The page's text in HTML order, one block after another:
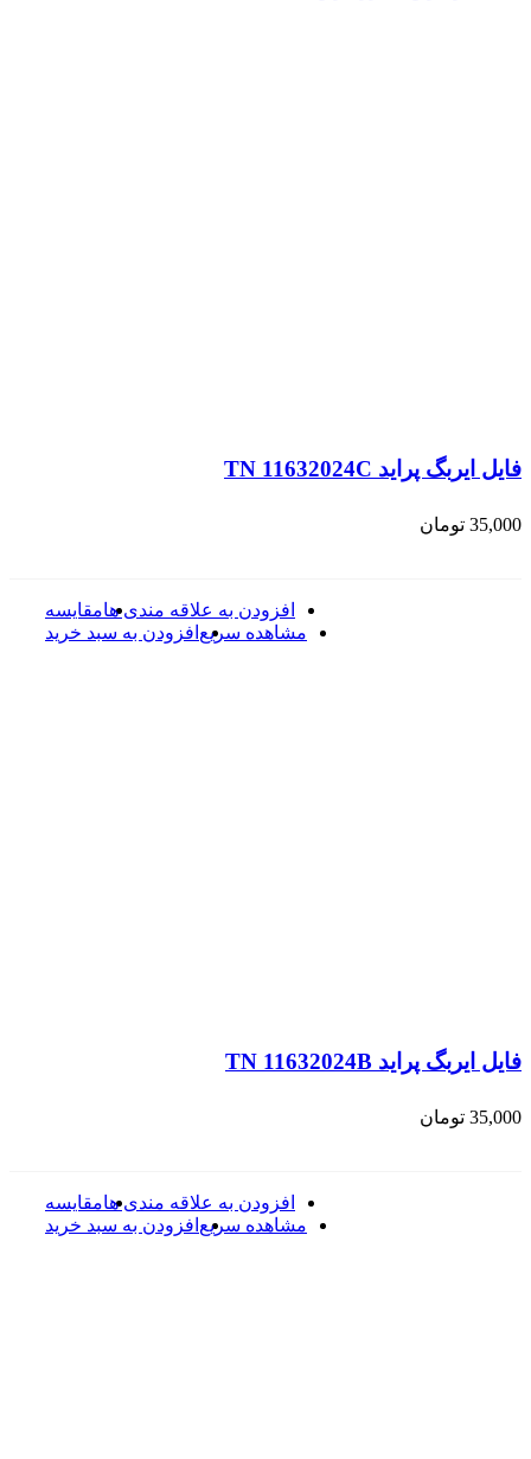
فایل ایربگ پراید TN 11632024C
35,000 تومان
مقایسهافزودن به علاقه مندی ها
افزودن به سبد خرید مشاهده سریع
فایل ایربگ پراید TN 11632024B
35,000 تومان
مقایسهافزودن به علاقه مندی ها
افزودن به سبد خرید مشاهده سریع